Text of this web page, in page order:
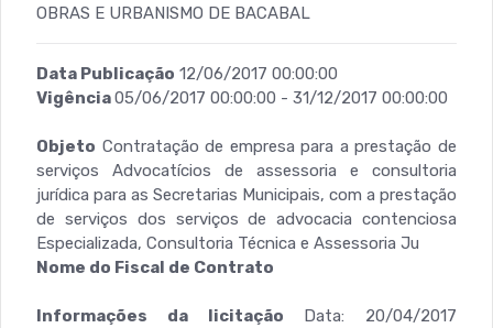
OBRAS E URBANISMO DE BACABAL
Data Publicação 12/06/2017 00:00:00
Vigência05/06/2017 00:00:00 - 31/12/2017 00:00:00
Objeto Contratação de empresa para a prestação de
serviços Advocatícios de assessoria e consultoria
jurídica para as Secretarias Municipais, com a prestação
de serviços dos serviços de advocacia contenciosa
Especializada, Consultoria Técnica e Assessoria Ju
Nome do Fiscal de Contrato
Informações da licitação Data: 20/04/2017